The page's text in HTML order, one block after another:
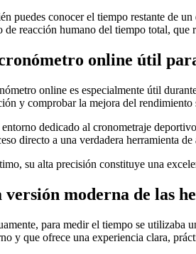
puedes conocer el tiempo restante de
de reacción humano del tiempo total, que
online útil
online es especialmente útil
y comprobar la mejora del rendimiento
dedicado al cronometraje
directo a una verdadera herramienta
su alta precisión constituye una
versión moderna de las
para medir el tiempo se utilizaba
y que ofrece una experiencia clara,